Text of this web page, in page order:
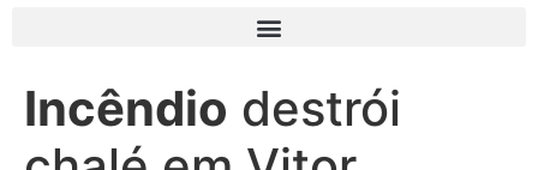
Incêndio destrói